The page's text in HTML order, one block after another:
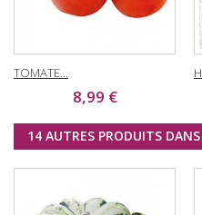
TOMATE...
8,99 €
14 AUTRES PRODUITS